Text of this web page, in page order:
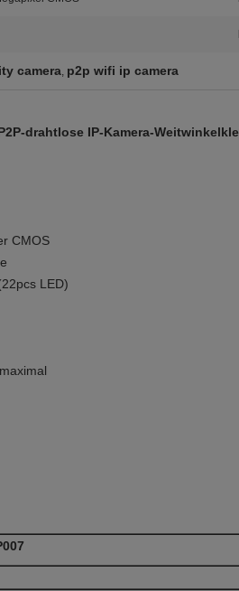
camera, p2p wifi ip camera
drahtlose IP-Kamera-
CMOS
LED)